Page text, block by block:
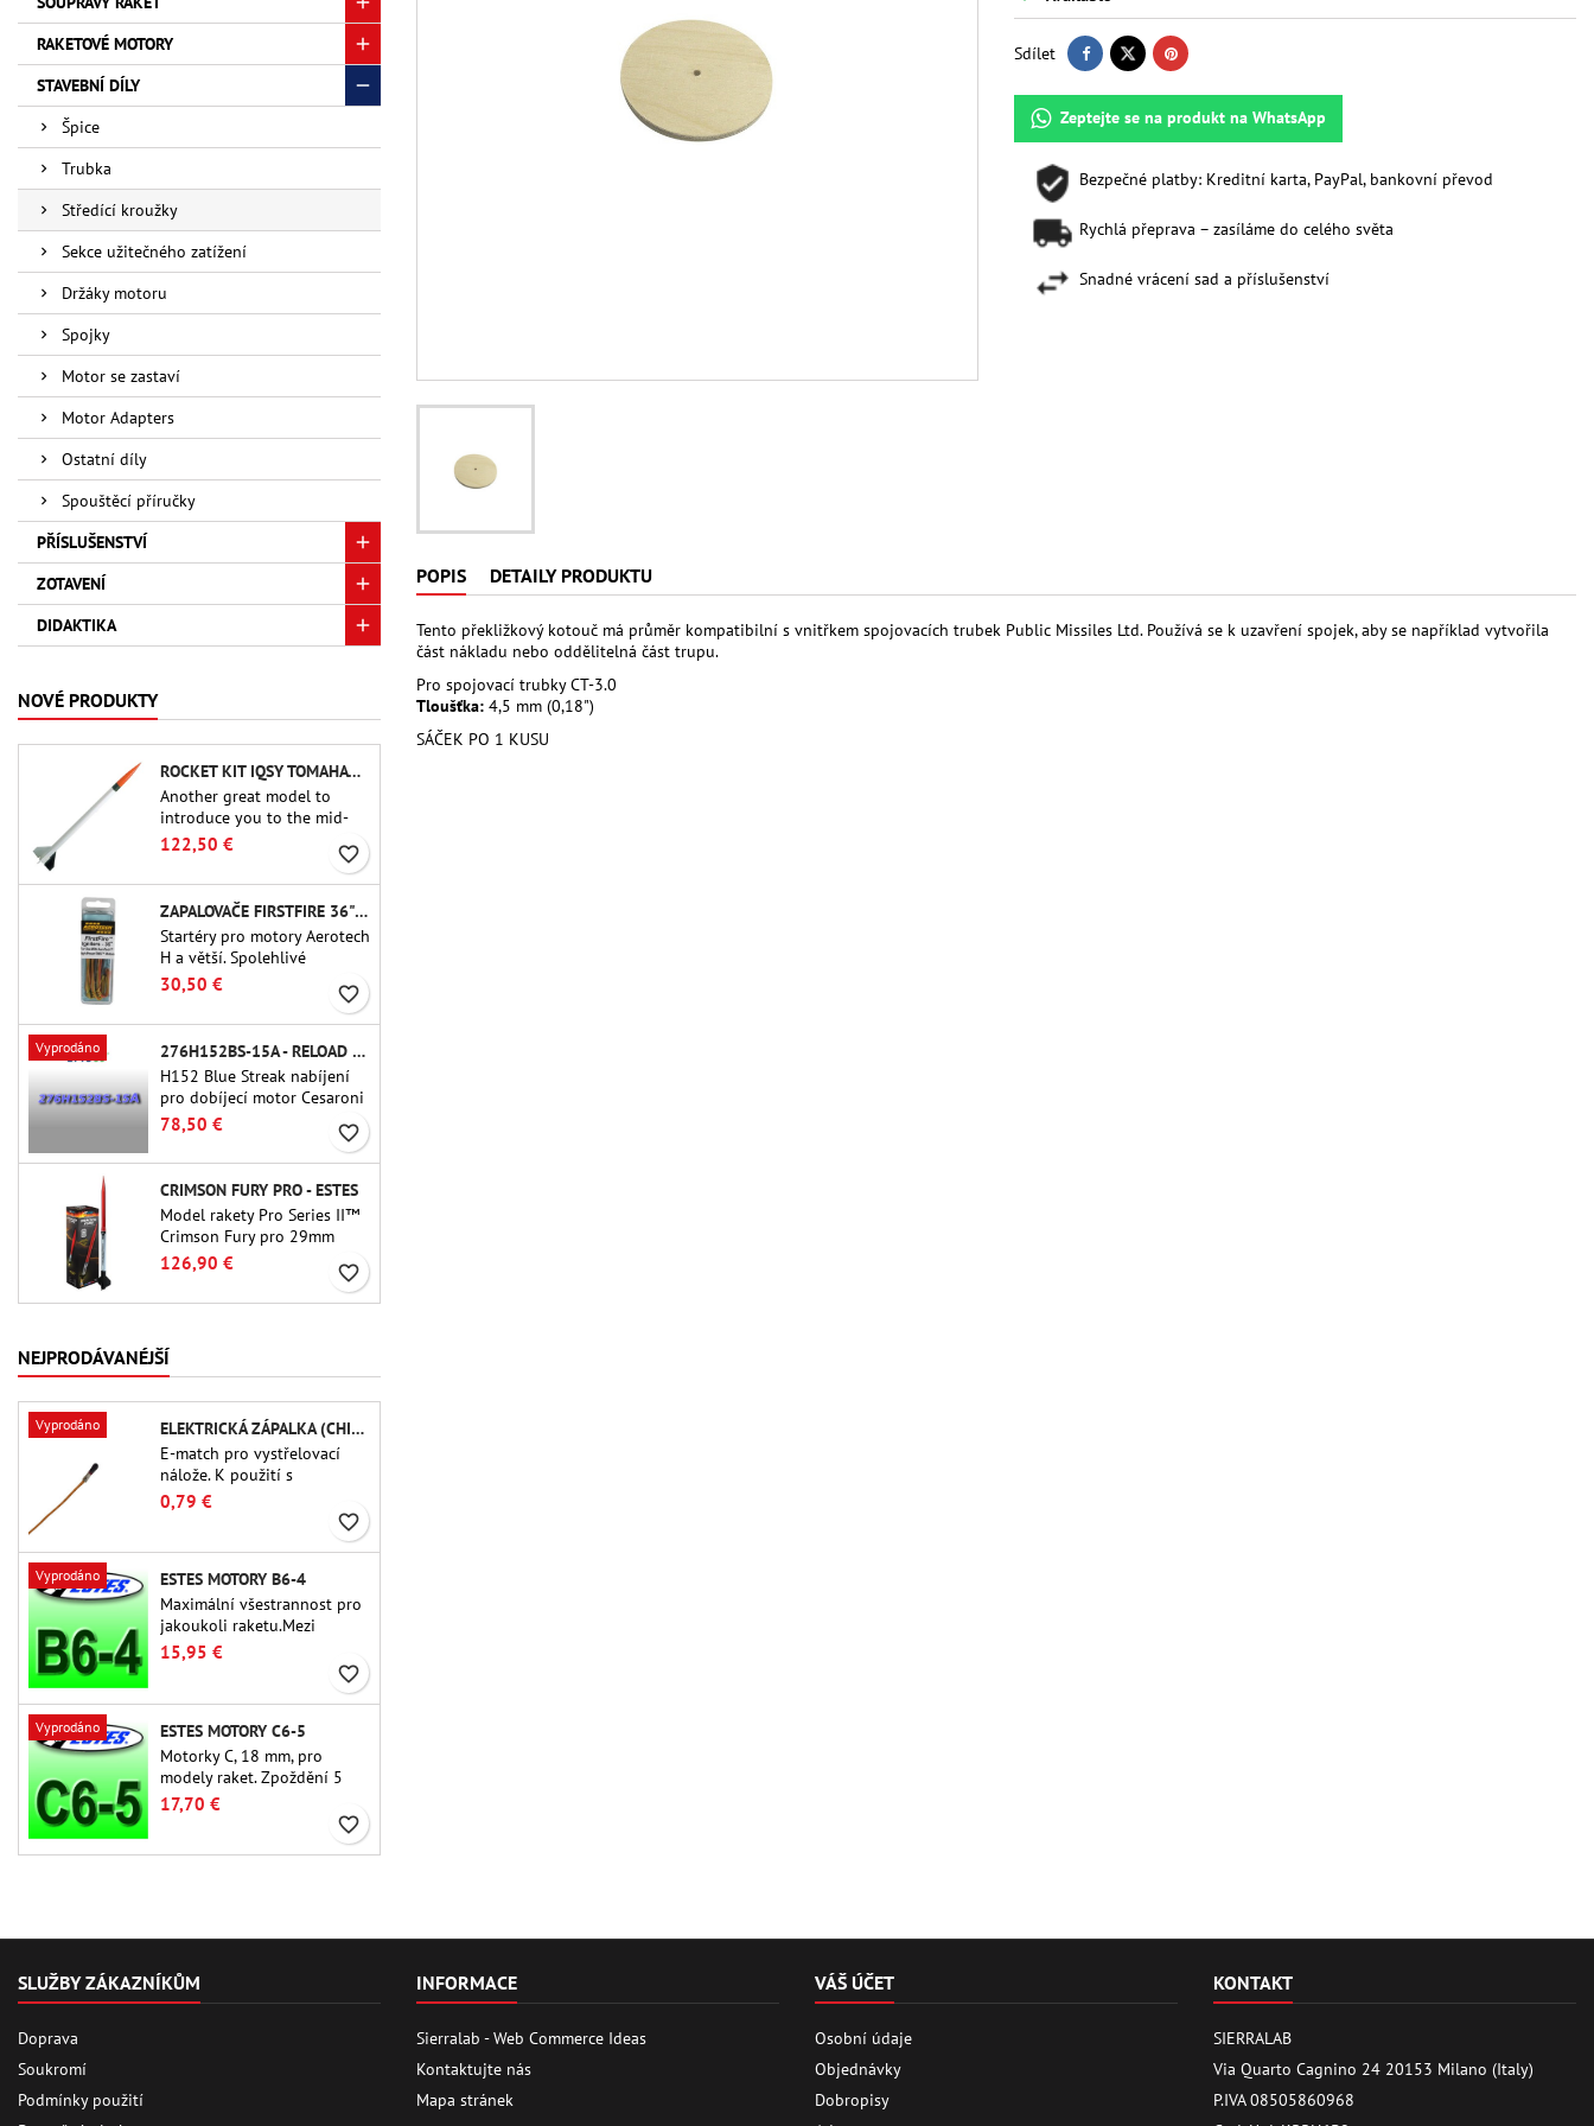
RAKETOVÉ MOTORY
STAVEBNÍ DÍLY
Špice
Trubka
Středící kroužky
Sekce užitečného zatížení
Držáky motoru
Spojky
Motor se zastaví
Motor Adapters
Ostatní díly
Spouštěcí příručky
PŘÍSLUŠENSTVÍ
ZOTAVENÍ
DIDAKTIKA
NOVÉ PRODUKTY
ROCKET KIT IQSY TOMAHAWK - AEROTECH
Another great model to
introduce you to the mid-
power.A scale replica of a
famous sounding rocket,
small in size and peefect to
move to higher-level kits.
122,50 € favorite_border
ZAPALOVAČE FIRSTFIRE 36" - AEROTECH
Startéry pro motory Aerotech
H a větší. Spolehlivé
zapalování motorů až do
délky 91 cm.
30,50 € favorite_border
Vyprodáno
276H152BS-15A - RELOAD 38MM CTI
H152 Blue Streak nabíjení
pro dobíjecí motor Cesaroni
P38-2G. 15sekundové
zpoždění je nastavitelné
pomocí nástroje ProDAT 38
78,50 € favorite_border
CRIMSON FURY PRO - ESTES
Model rakety Pro Series II™
Crimson Fury pro 29mm
motory typu E, F a také G.
Crimson Fury, navržený pro
pokročilé raketové nadšence,
plynulé návraty do
původního stavu a zážitek
propracovaný jako samotný
let.
126,90 € favorite_border
NEJPRODÁVANÉJŠÍ
Vyprodáno
ELEKTRICKÁ ZÁPALKA (CHIP-TYPE)
E-match pro vystřelovací
nálože. K použití s ​​
výškoměry nebo jinými
elektronickými zařízeními.
0,79 €
favorite_border
Vyprodáno
ESTES MOTORY B6-4
Maximální všestrannost pro
jakoukoli raketu.Mezi
nejpoužívanější raketové
motory vůbec patří Estes B6-
4 motor vhodný pro většinu
raket Estes a podobných
raket.
15,95 €
favorite_border
Vyprodáno
ESTES MOTORY C6-5
Motorky C, 18 mm, pro
modely raket. Zpoždění 5
sekund u jednostupňových
raket.
17,70 €
favorite_border
Sdílet
Zeptejte se na produkt na WhatsApp
Bezpečné platby: Kreditní karta, PayPal, bankovní převod
Rychlá přeprava – zasíláme do celého světa
Snadné vrácení sad a příslušenství
POPIS DETAILY PRODUKTU
Tento překližkový kotouč má průměr kompatibilní s vnitřkem spojovacích trubek Public Missiles Ltd. Používá se k uzavření spojek, aby se například vytvořila
část nákladu nebo oddělitelná část trupu.
Pro spojovací trubky CT-3.0
Tloušťka: 4,5 mm (0,18")
SÁČEK PO 1 KUSU
SLUŽBY ZÁKAZNÍKŮM
Doprava
Soukromí
Podmínky použití
INFORMACE
Sierralab - Web Commerce Ideas
Kontaktujte nás
Mapa stránek
VÁŠ ÚČET
Osobní údaje
Objednávky
Dobropisy
KONTAKT
SIERRALAB
Via Quarto Cagnino 24 20153 Milano (Italy)
P.IVA 08505860968